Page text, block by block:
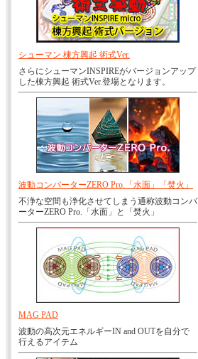
シューマン 棟方興起 術式Ver.
さらにシューマンINSPIREがバージョンアップ
した棟方興起 術式Ver.登場となります。
波動コンバーターZERO Pro.「水面」「焚火」
不浄な空間も浄化させてしまう通称波動コンバ
ーターZERO Pro.「水面」と「焚火」
MAG PAD
波動の高次元エネルギーIN and OUTを自分で
行えるアイテム